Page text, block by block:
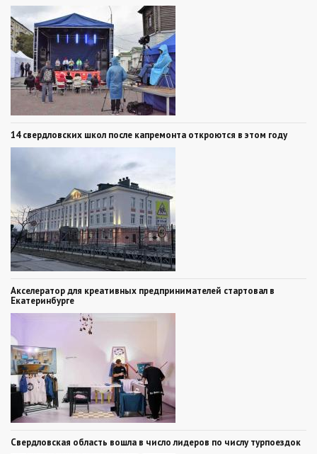
14 свердловских школ после капремонта откроются в этом году
Акселератор для креативных предпринимателей стартовал в
Екатеринбурге
Свердловская область вошла в число лидеров по числу турпоездок